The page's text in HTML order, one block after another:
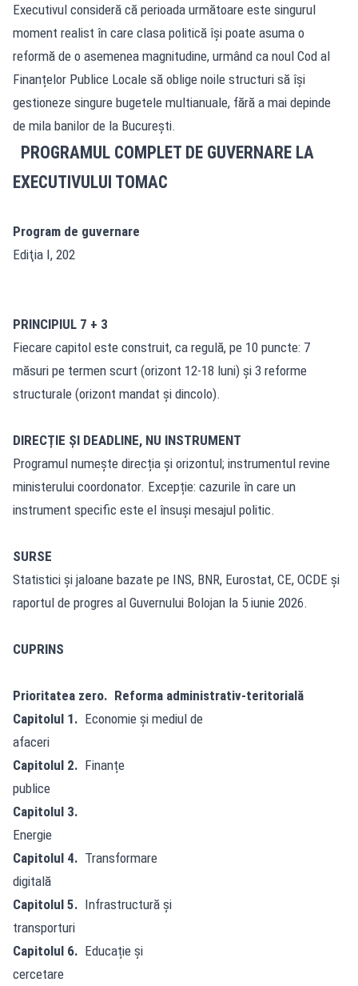
Executivul consideră că perioada următoare este singurul
moment realist în care clasa politică își poate asuma o
reformă de o asemenea magnitudine, urmând ca noul Cod al
Finanțelor Publice Locale să oblige noile structuri să își
gestioneze singure bugetele multianuale, fără a mai depinde
de mila banilor de la București.
PROGRAMUL COMPLET DE GUVERNARE LA
EXECUTIVULUI TOMAC
Program de guvernare
Ediţia I, 202
PRINCIPIUL 7 + 3
Fiecare capitol este construit, ca regulă, pe 10 puncte: 7
măsuri pe termen scurt (orizont 12-18 luni) și 3 reforme
structurale (orizont mandat și dincolo).
DIRECȚIE ȘI DEADLINE, NU INSTRUMENT
Programul numește direcția și orizontul; instrumentul revine
ministerului coordonator. Excepție: cazurile în care un
instrument specific este el însuși mesajul politic.
SURSE
Statistici și jaloane bazate pe INS, BNR, Eurostat, CE, OCDE și
raportul de progres al Guvernului Bolojan la 5 iunie 2026.
CUPRINS
Prioritatea zero. Reforma administrativ-teritorială
Capitolul 1. Economie și mediul de
afaceri
Capitolul 2. Finanțe
publice
Capitolul 3.
Energie
Capitolul 4. Transformare
digitală
Capitolul 5. Infrastructură și
transporturi
Capitolul 6. Educație și
cercetare